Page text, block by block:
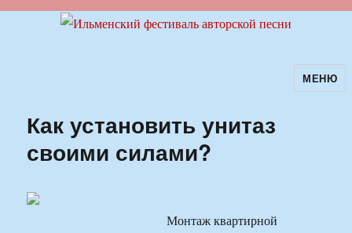
Ильменский фестиваль авторскойМЕНЮ
Как установить унитаз
своими силами?
Монтаж квартирной